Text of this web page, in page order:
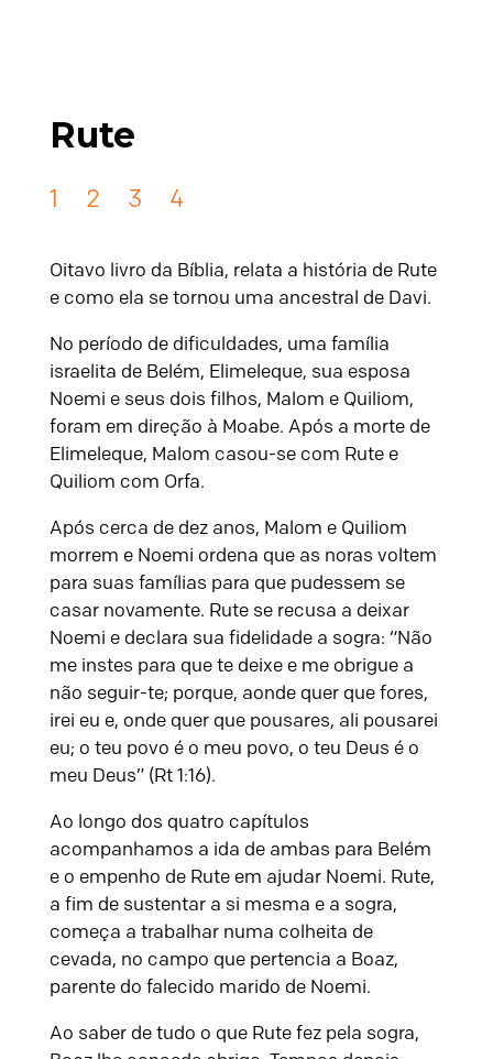
Rute
1 2 3 4
Oitavo livro da Bíblia, relata a história de Rute
e como ela se tornou uma ancestral de Davi.
No período de dificuldades, uma família
israelita de Belém, Elimeleque, sua esposa
Noemi e seus dois filhos, Malom e Quiliom,
foram em direção à Moabe. Após a morte de
Elimeleque, Malom casou-se com Rute e
Quiliom com Orfa.
Após cerca de dez anos, Malom e Quiliom
morrem e Noemi ordena que as noras voltem
para suas famílias para que pudessem se
casar novamente. Rute se recusa a deixar
Noemi e declara sua fidelidade a sogra: “Não
me instes para que te deixe e me obrigue a
não seguir-te; porque, aonde quer que fores,
irei eu e, onde quer que pousares, ali pousarei
eu; o teu povo é o meu povo, o teu Deus é o
meu Deus” (Rt 1:16).
Ao longo dos quatro capítulos
acompanhamos a ida de ambas para Belém
e o empenho de Rute em ajudar Noemi. Rute,
a fim de sustentar a si mesma e a sogra,
começa a trabalhar numa colheita de
cevada, no campo que pertencia a Boaz,
parente do falecido marido de Noemi.
Ao saber de tudo o que Rute fez pela sogra,